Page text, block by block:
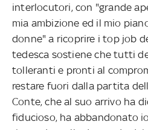
interlocutori, con "grande
mia ambizione ed il mio
donne" a ricoprire i top job
tedesca sostiene che tutti
tolleranti e pronti al
restare fuori dalla partita
Conte, che al suo arrivo ha
fiducioso, ha abbandonato